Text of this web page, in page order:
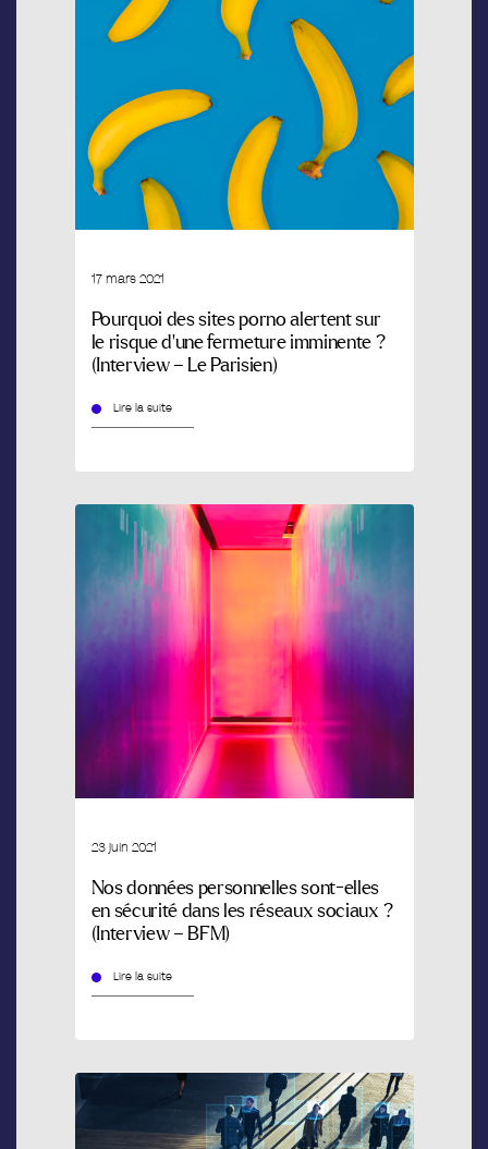
17 mars 2021
Pourquoi des sites porno alertent sur
le risque d’une fermeture imminente ?
(Interview – Le Parisien)
Lire la suite
23 juin 2021
Nos données personnelles sont-elles
en sécurité dans les réseaux sociaux ?
(Interview – BFM)
Lire la suite